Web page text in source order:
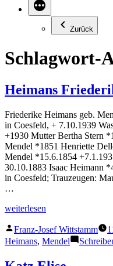
Zurück
Schlagwort-
Heimans
Friederike Heimans geb.
in Coesfeld, + 7.10.1939
+1930 Mutter Bertha Stern
Mendel *1851 Henriette
Mendel *15.6.1854
30.10.1883 Isaac Heimann
in Coesfeld; Trauzeugen:
…
„Heimans
weiterlesen
Veröffentlicht
von
Franz-Josef Wittstamm
Heimans, Mendel